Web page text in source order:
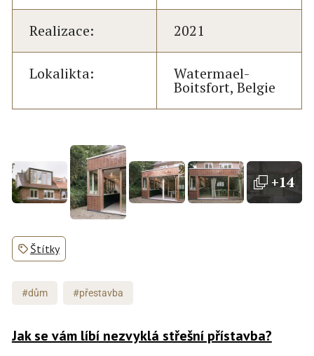
Realizace: 2021
Lokalikta: Watermael-
Boitsfort, Belgie
+14
Štítky
#dům #přestavba
Jak se vám líbí nezvyklá střešní přístavba?